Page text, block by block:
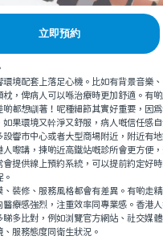
立即預約
境配套上落足心機。比如有背景音樂、
，俾病人可以喺治療時更加舒適。有
都想瞓著！呢種細節其實好重要，因
果環境又幹淨又舒服，病人嘅信任感自
響市中心或者大型商場附近，附近有地
嚟講，揀啲近高鐵站嘅診所會更方便
提供線上預約系統，可以提前約定好
裝修、服務風格都會有差異。有啲走精
療感強烈，注重效率同專業感。香港
多比對，例如浏覽官方網站、社交媒
服務態度同衛生狀況。